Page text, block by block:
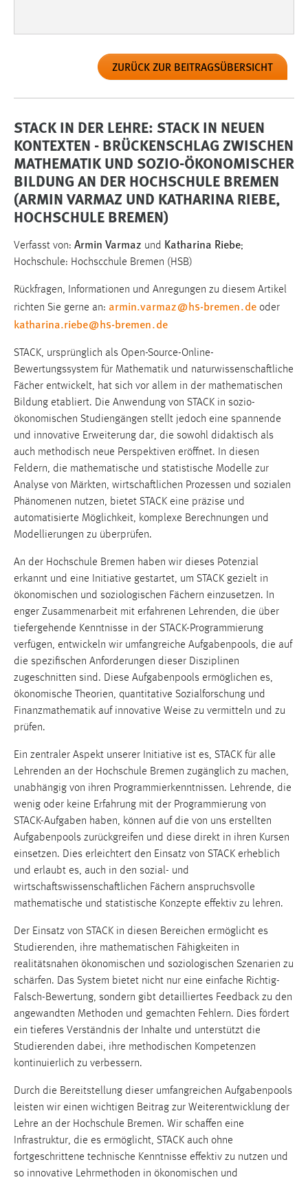
ZURÜCK ZUR BEITRAGSÜBERSICHT
STACK IN DER LEHRE: STACK IN NEUEN
KONTEXTEN - BRÜCKENSCHLAG ZWISCHEN
MATHEMATIK UND SOZIO-ÖKONOMISCHER
BILDUNG AN DER HOCHSCHULE BREMEN
(ARMIN VARMAZ UND KATHARINA RIEBE,
HOCHSCHULE BREMEN)
Verfasst von: Armin Varmaz und Katharina Riebe;
Hochschule: Hochscchule Bremen (HSB)
Rückfragen, Informationen und Anregungen zu diesem Artikel
richten Sie gerne an: armin.varmaz@hs-bremen.de oder
katharina.riebe@hs-bremen.de
STACK, ursprünglich als Open-Source-Online-
Bewertungssystem für Mathematik und naturwissenschaftliche
Fächer entwickelt, hat sich vor allem in der mathematischen
Bildung etabliert. Die Anwendung von STACK in sozio-
ökonomischen Studiengängen stellt jedoch eine spannende
und innovative Erweiterung dar, die sowohl didaktisch als
auch methodisch neue Perspektiven eröffnet. In diesen
Feldern, die mathematische und statistische Modelle zur
Analyse von Märkten, wirtschaftlichen Prozessen und sozialen
Phänomenen nutzen, bietet STACK eine präzise und
automatisierte Möglichkeit, komplexe Berechnungen und
Modellierungen zu überprüfen.
An der Hochschule Bremen haben wir dieses Potenzial
erkannt und eine Initiative gestartet, um STACK gezielt in
ökonomischen und soziologischen Fächern einzusetzen. In
enger Zusammenarbeit mit erfahrenen Lehrenden, die über
tiefergehende Kenntnisse in der STACK-Programmierung
verfügen, entwickeln wir umfangreiche Aufgabenpools, die auf
die spezifischen Anforderungen dieser Disziplinen
zugeschnitten sind. Diese Aufgabenpools ermöglichen es,
ökonomische Theorien, quantitative Sozialforschung und
Finanzmathematik auf innovative Weise zu vermitteln und zu
prüfen.
Ein zentraler Aspekt unserer Initiative ist es, STACK für alle
Lehrenden an der Hochschule Bremen zugänglich zu machen,
unabhängig von ihren Programmierkenntnissen. Lehrende, die
wenig oder keine Erfahrung mit der Programmierung von
STACK-Aufgaben haben, können auf die von uns erstellten
Aufgabenpools zurückgreifen und diese direkt in ihren Kursen
einsetzen. Dies erleichtert den Einsatz von STACK erheblich
und erlaubt es, auch in den sozial- und
wirtschaftswissenschaftlichen Fächern anspruchsvolle
mathematische und statistische Konzepte effektiv zu lehren.
Der Einsatz von STACK in diesen Bereichen ermöglicht es
Studierenden, ihre mathematischen Fähigkeiten in
realitätsnahen ökonomischen und soziologischen Szenarien zu
schärfen. Das System bietet nicht nur eine einfache Richtig-
Falsch-Bewertung, sondern gibt detailliertes Feedback zu den
angewandten Methoden und gemachten Fehlern. Dies fördert
ein tieferes Verständnis der Inhalte und unterstützt die
Studierenden dabei, ihre methodischen Kompetenzen
kontinuierlich zu verbessern.
Durch die Bereitstellung dieser umfangreichen Aufgabenpools
leisten wir einen wichtigen Beitrag zur Weiterentwicklung der
Lehre an der Hochschule Bremen. Wir schaffen eine
Infrastruktur, die es ermöglicht, STACK auch ohne
fortgeschrittene technische Kenntnisse effektiv zu nutzen und
so innovative Lehrmethoden in ökonomischen und